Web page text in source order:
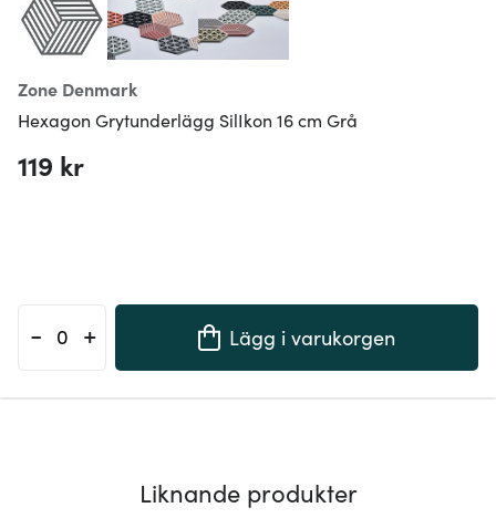
Zone Denmark
Hexagon Grytunderlägg SilIkon 16 cm Grå
119 kr
- + Lägg i varukorgen
Liknande produkter